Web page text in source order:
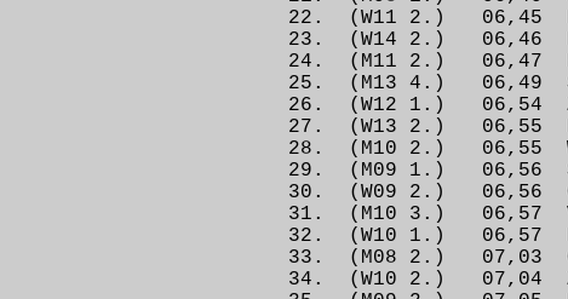
22. (W11 2.)
23. (W14 2.)
24. (M11 2.) 06,47
25. (M13 4.) 06,49
26. (W12 1.)
27. (W13 2.)
28. (M10 2.)
29. (M09 1.)
30. (W09 2.)
31. (M10 3.)
32. (W10 1.) 06,57
33. (M08 2.) 07,03
34. (W10 2.)